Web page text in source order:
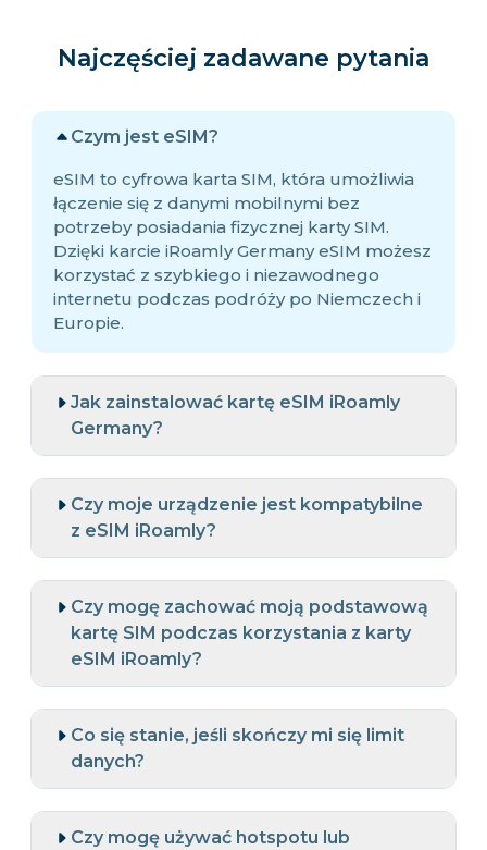
Najczęściej zadawane pytania
Czym jest eSIM?
eSIM to cyfrowa karta SIM, która umożliwia
łączenie się z danymi mobilnymi bez
potrzeby posiadania fizycznej karty SIM.
Dzięki karcie iRoamly Germany eSIM możesz
korzystać z szybkiego i niezawodnego
internetu podczas podróży po Niemczech i
Europie.
Jak zainstalować kartę eSIM iRoamly
Germany?
Czy moje urządzenie jest kompatybilne
z eSIM iRoamly?
Czy mogę zachować moją podstawową
kartę SIM podczas korzystania z karty
eSIM iRoamly?
Co się stanie, jeśli skończy mi się limit
danych?
Czy mogę używać hotspotu lub